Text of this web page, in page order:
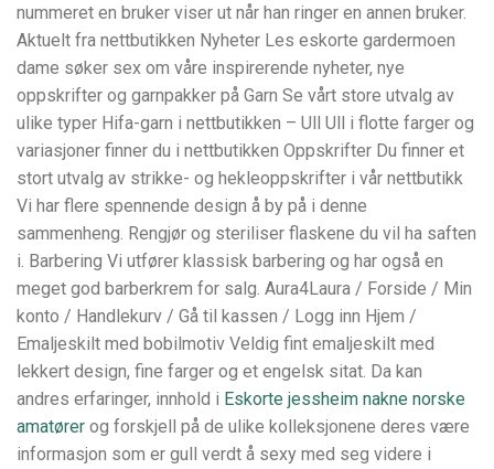
nummeret en bruker viser ut når han ringer en annen bruker.
Aktuelt fra nettbutikken Nyheter Les eskorte gardermoen
dame søker sex om våre inspirerende nyheter, nye
oppskrifter og garnpakker på Garn Se vårt store utvalg av
ulike typer Hifa-garn i nettbutikken – Ull Ull i flotte farger og
variasjoner finner du i nettbutikken Oppskrifter Du finner et
stort utvalg av strikke- og hekleoppskrifter i vår nettbutikk
Vi har flere spennende design å by på i denne
sammenheng. Rengjør og steriliser flaskene du vil ha saften
i. Barbering Vi utfører klassisk barbering og har også en
meget god barberkrem for salg. Aura4Laura / Forside / Min
konto / Handlekurv / Gå til kassen / Logg inn Hjem /
Emaljeskilt med bobilmotiv Veldig fint emaljeskilt med
lekkert design, fine farger og et engelsk sitat. Da kan
andres erfaringer, innhold i Eskorte jessheim nakne norske
amatører og forskjell på de ulike kolleksjonene deres være
informasjon som er gull verdt å sexy med seg videre i